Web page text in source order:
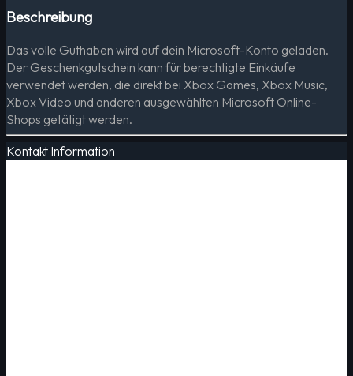
Beschreibung
Das volle Guthaben wird auf dein Microsoft-Konto geladen.
Der Geschenkgutschein kann für berechtigte Einkäufe
verwendet werden, die direkt bei Xbox Games, Xbox Music,
Xbox Video und anderen ausgewählten Microsoft Online-
Shops getätigt werden.
Kontakt Information